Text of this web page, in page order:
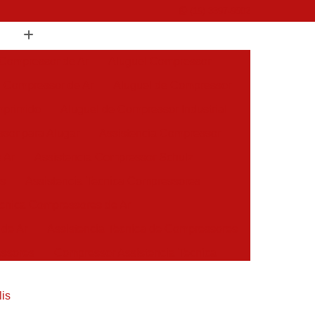
Compressor Chicago